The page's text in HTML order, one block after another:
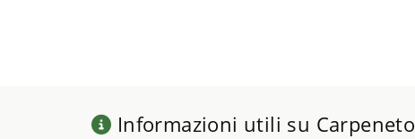
Informazioni utili su Carpeneto